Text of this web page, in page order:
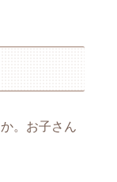
。お子さん